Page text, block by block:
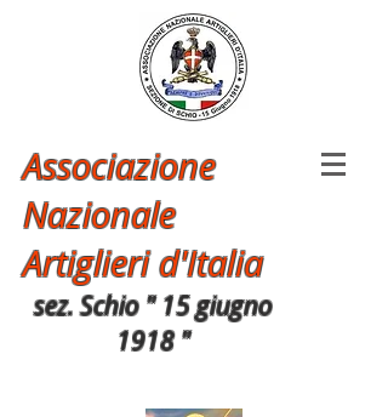
Associazione
Nazionale
Artiglieri d'Italia
sez. Schio " 15 giugno
1918 "